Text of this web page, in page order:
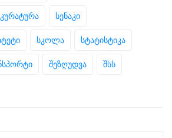
სენაკი
სკოლა სტატისტიკა
შეზღუდვა შსს